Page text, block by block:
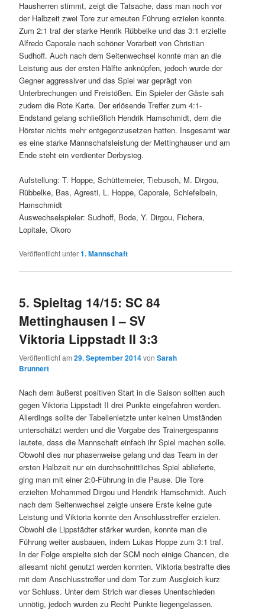
Hausherren stimmt, zeigt die Tatsache, dass man noch vor
der Halbzeit zwei Tore zur erneuten Führung erzielen konnte.
Zum 2:1 traf der starke Henrik Rübbelke und das 3:1 erzielte
Alfredo Caporale nach schöner Vorarbeit von Christian
Sudhoff. Auch nach dem Seitenwechsel konnte man an die
Leistung aus der ersten Hälfte anknüpfen, jedoch wurde der
Gegner aggressiver und das Spiel war geprägt von
Unterbrechungen und Freistößen. Ein Spieler der Gäste sah
zudem die Rote Karte. Der erlösende Treffer zum 4:1-
Endstand gelang schließlich Hendrik Hamschmidt, dem die
Hörster nichts mehr entgegenzusetzen hatten. Insgesamt war
es eine starke Mannschafsleistung der Mettinghauser und am
Ende steht ein verdienter Derbysieg.
Aufstellung: T. Hoppe, Schüttemeier, Tiebusch, M. Dirgou,
Rübbelke, Bas, Agresti, L. Hoppe, Caporale, Schiefelbein,
Hamschmidt
Auswechselspieler: Sudhoff, Bode, Y. Dirgou, Fichera,
Lopitale, Okoro
Veröffentlicht unter1. Mannschaft
5. Spieltag 14/15: SC 84
Mettinghausen I – SV
Viktoria Lippstadt II 3:3
Veröffentlicht am29. September 2014vonSarah
Brunnert
Nach dem äußerst positiven Start in die Saison sollten auch
gegen Viktoria Lippstadt II drei Punkte eingefahren werden.
Allerdings sollte der Tabellenletzte unter keinen Umständen
unterschätzt werden und die Vorgabe des Trainergespanns
lautete, dass die Mannschaft einfach ihr Spiel machen solle.
Obwohl dies nur phasenweise gelang und das Team in der
ersten Halbzeit nur ein durchschnittliches Spiel ablieferte,
ging man mit einer 2:0-Führung in die Pause. Die Tore
erzielten Mohammed Dirgou und Hendrik Hamschmidt. Auch
nach dem Seitenwechsel zeigte unsere Erste keine gute
Leistung und Viktoria konnte den Anschlusstreffer erzielen.
Obwohl die Lippstädter stärker wurden, konnte man die
Führung weiter ausbauen, indem Lukas Hoppe zum 3:1 traf.
In der Folge erspielte sich der SCM noch einige Chancen, die
allesamt nicht genutzt werden konnten. Viktoria bestrafte dies
mit dem Anschlusstreffer und dem Tor zum Ausgleich kurz
vor Schluss. Unter dem Strich war dieses Unentschieden
unnötig, jedoch wurden zu Recht Punkte liegengelassen.